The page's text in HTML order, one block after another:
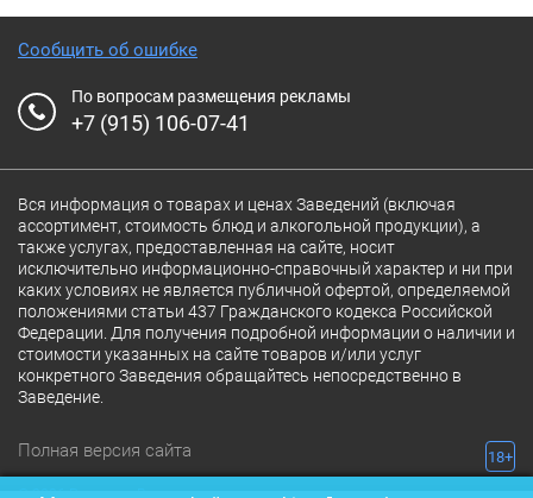
Сообщить об ошибке
По вопросам размещения рекламы
+7 (915) 106-07-41
Вся информация о товарах и ценах Заведений (включая
ассортимент, стоимость блюд и алкогольной продукции), а
также услугах, предоставленная на сайте, носит
исключительно информационно-справочный характер и ни при
каких условиях не является публичной офертой, определяемой
положениями статьи 437 Гражданского кодекса Российской
Федерации. Для получения подробной информации о наличии и
стоимости указанных на сайте товаров и/или услуг
конкретного Заведения обращайтесь непосредственно в
Заведение.
Полная версия сайта 18+
© 2026 Ресторан.Ru